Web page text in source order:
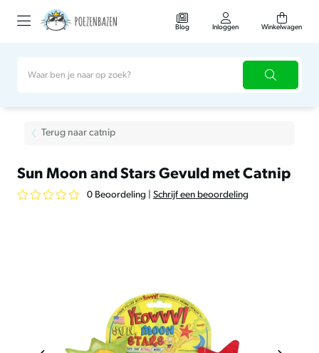
Blog Inloggen Winkelwagen
Terug naar catnip
Sun Moon and Stars Gevuld met Catnip
0 Beoordeling Schrijf een beoordeling